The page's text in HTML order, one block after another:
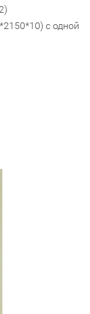
с одной